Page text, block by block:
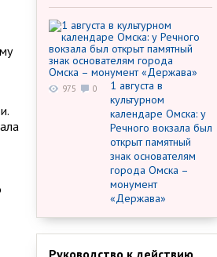
1 августа в
культурном
календаре Омска: у
Речного вокзала был
открыт памятный
знак основателям
города Омска –
монумент
«Держава»
975 0
Руководство к действию